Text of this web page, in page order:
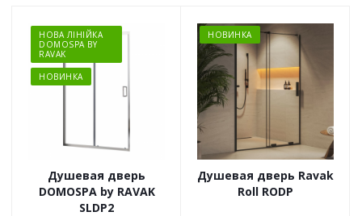
НОВА ЛІНІЙКА
DOMOSPA BY
RAVAK
НОВИНКА
Душевая дверь
DOMOSPA by RAVAK
SLDP2
НОВИНКА
Душевая дверь Ravak
Roll RODP